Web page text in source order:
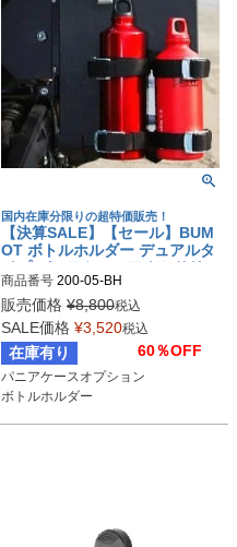
国内在庫分限りの超特価販売！
【決算SALE】【セール】BUM
OT ボトルホルダー デュアルタ
イプ パニアケースアクセサリー
商品番号 200-05-BH
販売価格 ¥8,800税込
SALE価格 ¥3,520税込
在庫有り 60％OFF
パニアケースオプション
ボトルホルダー